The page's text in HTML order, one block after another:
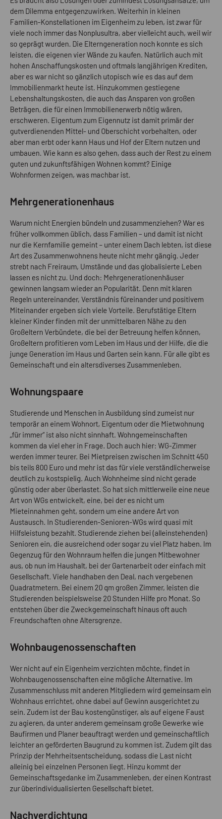
dem Dilemma entgegenzuwirken. Weiterhin in kleinen
Familien-Konstellationen im Eigenheim zu leben, ist zwar für
viele noch immer das Nonplusultra, aber vielleicht auch, weil wir
so geprägt wurden. Die Elterngeneration noch konnte es sich
leisten, die eigenen vier Wände zu kaufen. Natürlich auch mit
hohen Anschaffungskosten und oftmals langjährigen Krediten,
aber es war nicht so gänzlich utopisch wie es das auf dem
Immobilienmarkt heute ist. Hinzukommen gestiegene
Lebenshaltungskosten, die auch das Ansparen von großen
Beträgen, die für einen Immobilienerwerb nötig wären,
erschweren. Eigentum zum Eigennutz ist damit primär der
gutverdienenden Mittel- und Oberschicht vorbehalten, oder
aber man erbt oder kann Haus und Hof der Eltern nutzen und
umbauen. Wie kann es also gehen, dass auch der Rest zu einem
guten und zukunftsfähigen Wohnen kommt? Einige
Wohnformen zeigen, was machbar ist.
Mehrgenerationenhaus
Warum nicht Energien bündeln und zusammenziehen? War es
früher vollkommen üblich, dass Familien – und damit ist nicht
nur die Kernfamilie gemeint – unter einem Dach lebten, ist diese
Art des Zusammenwohnens heute nicht mehr gängig. Jeder
strebt nach Freiraum, Umstände und das globalisierte Leben
lassen es nicht zu. Und doch: Mehrgenerationenhäuser
gewinnen langsam wieder an Popularität. Denn mit klaren
Regeln untereinander, Verständnis füreinander und positivem
Miteinander ergeben sich viele Vorteile. Berufstätige Eltern
kleiner Kinder finden mit der unmittelbaren Nähe zu den
Großeltern Verbündete, die bei der Betreuung helfen können,
Großeltern profitieren vom Leben im Haus und der Hilfe, die die
junge Generation im Haus und Garten sein kann. Für alle gibt es
Gemeinschaft und ein altersdiverses Zusammenleben.
Wohnungspaare
Studierende und Menschen in Ausbildung sind zumeist nur
temporär an einem Wohnort, Eigentum oder die Mietwohnung
„für immer“ ist also nicht sinnhaft. Wohngemeinschaften
kommen da viel eher in Frage. Doch auch hier: WG-Zimmer
werden immer teurer. Bei Mietpreisen zwischen im Schnitt 450
bis teils 800 Euro und mehr ist das für viele verständlicherweise
deutlich zu kostspielig. Auch Wohnheime sind nicht gerade
günstig oder aber überlastet. So hat sich mittlerweile eine neue
Art von WGs entwickelt, eine, bei der es nicht um
Mieteinnahmen geht, sondern um eine andere Art von
Austausch. In Studierenden-Senioren-WGs wird quasi mit
Hilfsleistung bezahlt. Studierende ziehen bei (alleinstehenden)
Senioren ein, die ausreichend oder sogar zu viel Platz haben. Im
Gegenzug für den Wohnraum helfen die jungen Mitbewohner
aus, ob nun im Haushalt, bei der Gartenarbeit oder einfach mit
Gesellschaft. Viele handhaben den Deal, nach vergebenen
Quadratmetern. Bei einem 20 qm großen Zimmer, leisten die
Studierenden beispielsweise 20 Stunden Hilfe pro Monat. So
entstehen über die Zweckgemeinschaft hinaus oft auch
Freundschaften ohne Altersgrenze.
Wohnbaugenossenschaften
Wer nicht auf ein Eigenheim verzichten möchte, findet in
Wohnbaugenossenschaften eine mögliche Alternative. Im
Zusammenschluss mit anderen Mitgliedern wird gemeinsam ein
Wohnhaus errichtet, ohne dabei auf Gewinn ausgerichtet zu
sein. Zudem ist der Bau kostengünstiger, als auf eigene Faust
zu agieren, da unter anderem gemeinsam große Gewerke wie
Baufirmen und Planer beauftragt werden und gemeinschaftlich
leichter an geförderten Baugrund zu kommen ist. Zudem gilt das
Prinzip der Mehrheitsentscheidung, sodass die Last nicht
alleinig bei einzelnen Personen liegt. Hinzu kommt der
Gemeinschaftsgedanke im Zusammenleben, der einen Kontrast
zur überindividualisierten Gesellschaft bietet.
Nachverdichtung